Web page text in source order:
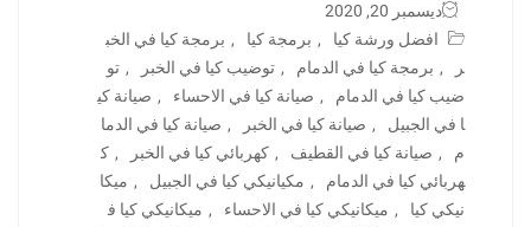
ديسمبر 20, 2020
افضل ورشة كيا
, برمجة كيا , برمجة كيا في الخب
ر
, برمجة كيا في الدمام , توضيب كيا في الخبر , تو
ضيب كيا في الدمام
, صيانة كيا في الاحساء , صيانة كي
ا في الجبيل
, صيانة كيا في الخبر , صيانة كيا في الدما
م
, صيانة كيا في القطيف , كهربائي كيا في الخبر , ك
هربائي كيا في الدمام
, مكيانيكي كيا في الجبيل , ميكا
نيكي كيا
, ميكانيكي كيا في الاحساء , ميكانيكي كيا ف